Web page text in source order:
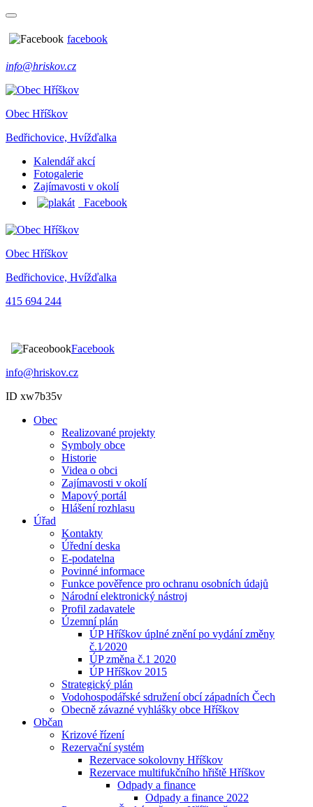
facebook
info@hriskov.cz
Obec Hříškov
Bedřichovice, Hvížďalka
Kalendář akcí
Fotogalerie
Zajímavosti v okolí
Facebook
Obec Hříškov
Bedřichovice, Hvížďalka
415 694 244
Facebook
info@hriskov.cz
ID xw7b35v
Obec
Realizované projekty
Symboly obce
Historie
Videa o obci
Zajímavosti v okolí
Mapový portál
Hlášení rozhlasu
Úřad
Kontakty
Úřední deska
E-podatelna
Povinné informace
Funkce pověřence pro ochranu osobních údajů
Národní elektronický nástroj
Profil zadavatele
Územní plán
ÚP Hříškov úplné znění po vydání změny
č.1⁄2020
ÚP změna č.1 2020
ÚP Hříškov 2015
Strategický plán
Vodohospodářské sdružení obcí západních Čech
Obecně závazné vyhlášky obce Hříškov
Občan
Krizové řízení
Rezervační systém
Rezervace sokolovny Hříškov
Rezervace multifukčního hřiště Hříškov
Odpady a finance
Odpady a finance 2022